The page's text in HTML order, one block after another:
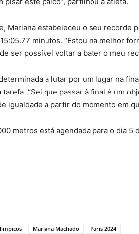
Mariana estabeleceu o seu recorde
minutos. “Estou na melhor
ser possível voltar a bater o meu
a lutar por um lugar na
tarefa. “Sei que passar à final é um
igualdade a partir do momento em
metros está agendada para o dia 5
Mariana Machado Paris 2024